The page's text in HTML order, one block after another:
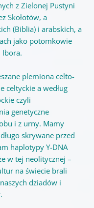
z Zielonej Pustyni
Skołotów, a
(Biblia) i arabskich, a
jako potomkowie
plemiona celto-
celtyckie a według
czyli
genetyczne
i z urny. Mamy
skrywane przed
haplotypy Y-DNA
w tej neolitycznej –
na świecie brali
dziadów i